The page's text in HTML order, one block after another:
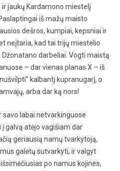
jaukų Kardamono miestelį
iš mažų maisto
dešros, kumpiai, kepsniai ir
neįtaria, kad tai trijų miestelio
darbeliai. Vogti maistą
– dar vienas planas X – iš
kalbantį kupranugarį, o
arba dar ką nors!
savo labai netvarkinguose
galvą atėjo vagišiam dar
geriausią namų tvarkytoją,
galėtų sutvarkyti, ir valgyt
po namus kojines,